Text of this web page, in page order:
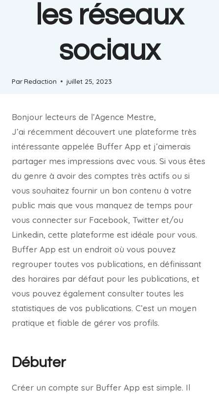
les réseaux
sociaux
ParRedaction juillet 25, 2023
Bonjour lecteurs de l’Agence Mestre,
J’ai récemment découvert une plateforme très
intéressante appelée Buffer App et j’aimerais
partager mes impressions avec vous. Si vous êtes
du genre à avoir des comptes très actifs ou si
vous souhaitez fournir un bon contenu à votre
public mais que vous manquez de temps pour
vous connecter sur Facebook, Twitter et/ou
Linkedin, cette plateforme est idéale pour vous.
Buffer App est un endroit où vous pouvez
regrouper toutes vos publications, en définissant
des horaires par défaut pour les publications, et
vous pouvez également consulter toutes les
statistiques de vos publications. C’est un moyen
pratique et fiable de gérer vos profils.
Débuter
Créer un compte sur Buffer App est simple. Il